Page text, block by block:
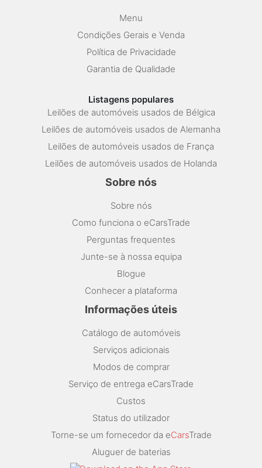
Menu
Condições Gerais e Venda
Política de Privacidade
Garantia de Qualidade
Listagens populares
Leilões de automóveis usados de Bélgica
Leilões de automóveis usados de Alemanha
Leilões de automóveis usados de França
Leilões de automóveis usados de Holanda
Sobre nós
Sobre nós
Como funciona o eCarsTrade
Perguntas frequentes
Junte-se à nossa equipa
Blogue
Conhecer a plataforma
Informações úteis
Catálogo de automóveis
Serviços adicionais
Modos de comprar
Serviço de entrega eCarsTrade
Custos
Status do utilizador
Torne-se um fornecedor da eCarsTrade
Aluguer de baterias